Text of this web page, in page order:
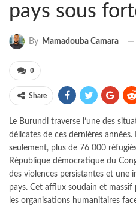
pays sous
By Mamadouba Camara
0
Share
Le Burundi traverse l’une des
délicates de ces dernières années.
seulement, plus de 76 000
République démocratique du
des violences persistantes et une
pays. Cet afflux soudain et
les organisations humanitaires